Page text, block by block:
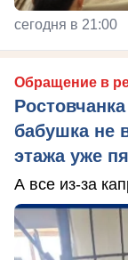
сегодня в 21:00
Обращение в
бабушка не
этажа уже
А все из-за